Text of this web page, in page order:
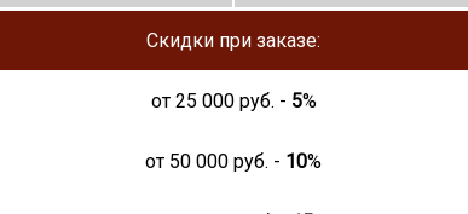
Скидки при заказе:
от 25 000руб. - 5%
от 50 000 руб. - 10%